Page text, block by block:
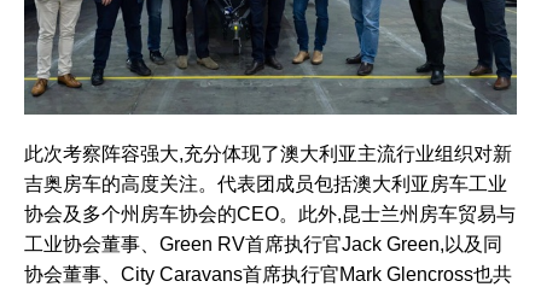
此次考察阵容强大,充分体现了澳大利亚主流行业组织对新
吉奥房车的高度关注。代表团成员包括澳大利亚房车工业
协会及多个州房车协会的CEO。此外,昆士兰州房车贸易与
工业协会董事、Green RV首席执行官Jack Green,以及同
协会董事、City Caravans首席执行官Mark Glencross也共